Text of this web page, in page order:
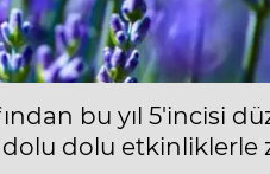
bu yıl 5'incisi
dolu etkinliklerle